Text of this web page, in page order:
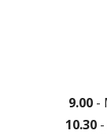
9.00 -
10.30-